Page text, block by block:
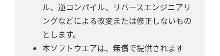
ル、逆コンパイル、リバースエンジニアリ
ングなどによる改変または修正しないもの
とします。
本ソフトウエアは、無償で提供されます